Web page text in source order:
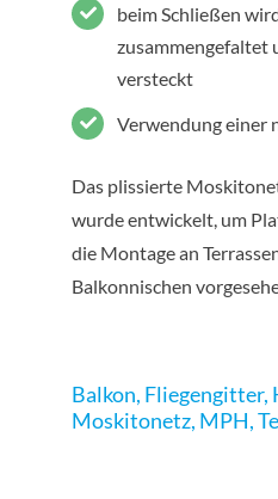
beim Schließen
zusammengefaltet
versteckt
Verwendung einer
Das plissierte
wurde entwickelt, um
die Montage an
Balkonnischen
Balkon, Fliegengitter,
Moskitonetz, MPH,